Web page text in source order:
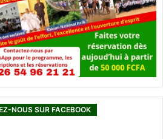
NOUS SUR FACEBOOK